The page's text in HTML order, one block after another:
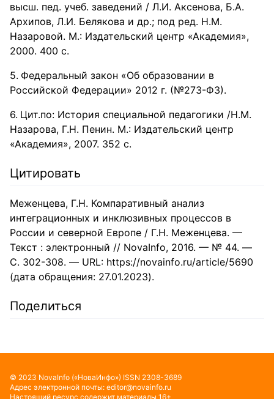
высш. пед. учеб. заведений / Л.И. Аксенова, Б.А.
Архипов, Л.И. Белякова и др.; под ред. Н.М.
Назаровой. М.: Издательский центр «Академия»,
2000. 400 с.
Федеральный закон «Об образовании в
Российской Федерации» 2012 г. (№273-ФЗ).
Цит.по: История специальной педагогики /Н.М.
Назарова, Г.Н. Пенин. М.: Издательский центр
«Академия», 2007. 352 с.
Цитировать
Меженцева, Г.Н. Компаративный анализ
интеграционных и инклюзивных процессов в
России и северной Европе / Г.Н. Меженцева. —
Текст : электронный // NovaInfo, 2016. — № 44. —
С. 302-308. — URL: https://novainfo.ru/article/5690
(дата обращения: 27.01.2023).
Поделиться
© 2023 NovaInfo («НоваИнфо») ISSN 2308-3689
Адрес электронной почты: editor@novainfo.ru
Настоящий ресурс содержит материалы 16+